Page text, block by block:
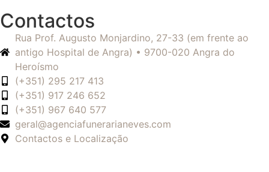
Contactos
Rua Prof. Augusto Monjardino, 27-33 (em frente ao
antigo Hospital de Angra) • 9700-020 Angra do
Heroísmo
(+351) 295 217 413
(+351) 917 246 652
(+351) 967 640 577
geral@agenciafunerarianeves.com
Contactos e Localização